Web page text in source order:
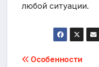
любой ситуации.
Навигация
Особенности